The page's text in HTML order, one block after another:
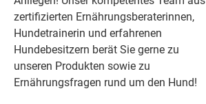
zertifizierten Ernährungsberaterinnen,
Hundetrainerin und erfahrenen
Hundebesitzern berät Sie gerne zu
unseren Produkten sowie zu
Ernährungsfragen rund um den Hund!